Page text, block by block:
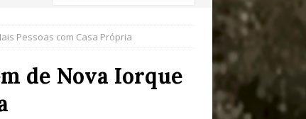
Pessoas com Casa Própria
de Nova Iorque